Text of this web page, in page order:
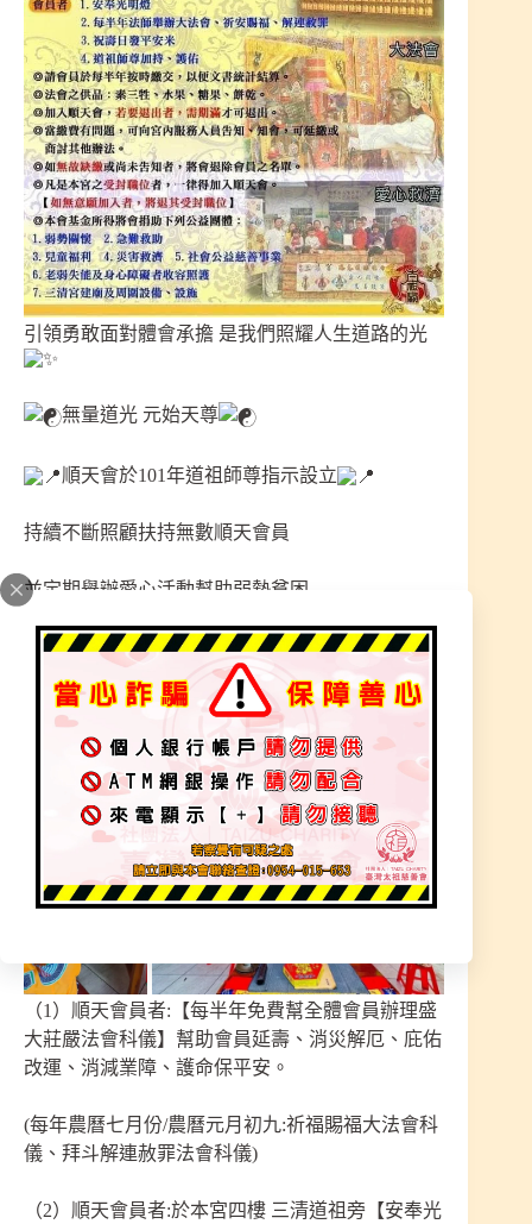
引領勇敢面對體會承擔 是我們照耀人生道路的光
無量道光 元始天尊
順天會於101年道祖師尊指示設立
持續不斷照顧扶持無數順天會員
並定期舉辦愛心活動幫助弱勢貧困
加入每位費用半年期1200元/一年期2400元
非常歡迎有意願者報名加入，有任何問題歡迎
私訊詢問，詳細說明如下
（1）順天會員者:【每半年免費幫全體會員辦理盛
大莊嚴法會科儀】幫助會員延壽、消災解厄、庇佑
改運、消減業障、護命保平安。
(每年農曆七月份/農曆元月初九:祈福賜福大法會科
儀、拜斗解連赦罪法會科儀)
（2）順天會員者:於本宮四樓 三清道祖旁【安奉光